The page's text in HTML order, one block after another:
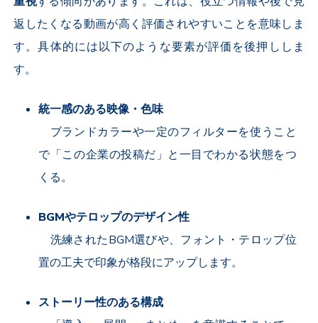
返したくなる動画が高く評価されやすいことを意味しま
す。具体的には以下のような要素が評価を後押ししま
す。
統一感のある映像・色味
ブランドカラーや一定のフィルターを使うこと
で「この企業の投稿だ」と一目でわかる状態をつ
くる。
BGMやテロップのデザイン性
洗練されたBGM選びや、フォント・テロップ位
置の工夫で印象が格段にアップします。
ストーリー性のある構成